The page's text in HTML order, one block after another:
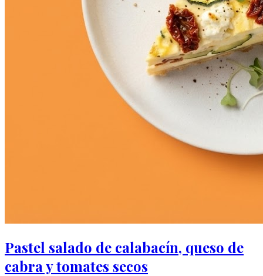
Pastel salado de calabacín, queso de
cabra y tomates secos